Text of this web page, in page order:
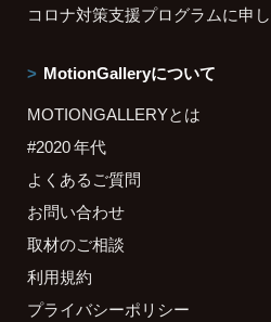
コロナ対策支援プログラムに申
MotionGalleryについて
MOTIONGALLERYとは
#2020 年代
よくあるご質問
お問い合わせ
取材のご相談
利用規約
プライバシーポリシー